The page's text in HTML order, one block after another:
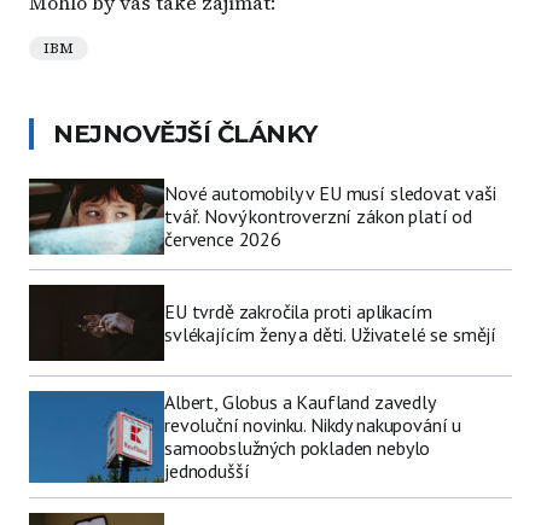
IBM
NEJNOVĚJŠÍ ČLÁNKY
Nové automobily v EU musí sledovat vaši
tvář. Nový kontroverzní zákon platí od
července 2026
EU tvrdě zakročila proti aplikacím
svlékajícím ženy a děti. Uživatelé se smějí
Albert, Globus a Kaufland zavedly
revoluční novinku. Nikdy nakupování u
samoobslužných pokladen nebylo
jednodušší